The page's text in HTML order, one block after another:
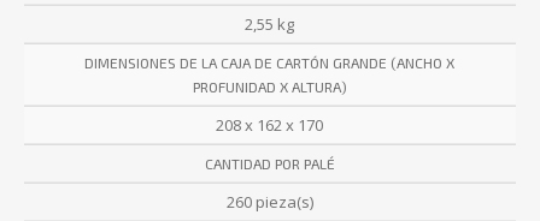
2,55 kg
DIMENSIONES DE LA CAJA DE CARTÓN GRANDE (ANCHO X
PROFUNIDAD X ALTURA)
208 x 162 x 170
CANTIDAD POR PALÉ
260 pieza(s)